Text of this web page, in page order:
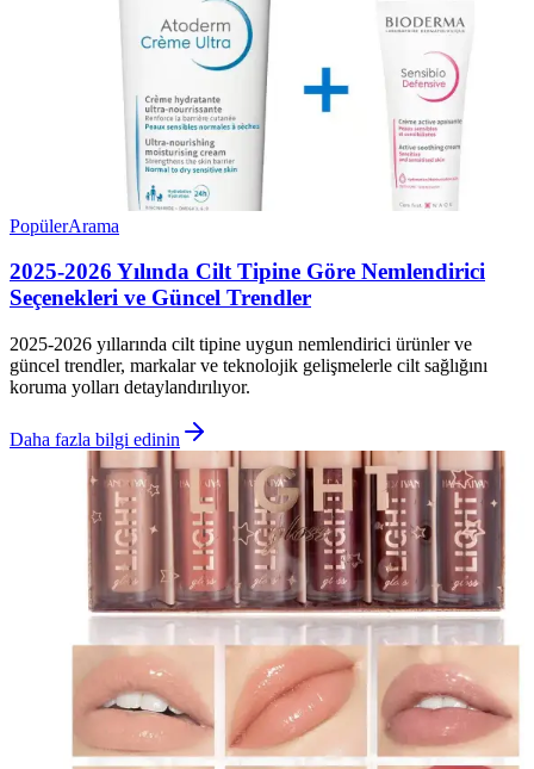
PopülerArama
2025-2026 Yılında Cilt Tipine Göre Nemlendirici
Seçenekleri ve Güncel Trendler
2025-2026 yıllarında cilt tipine uygun nemlendirici ürünler ve
güncel trendler, markalar ve teknolojik gelişmelerle cilt sağlığını
koruma yolları detaylandırılıyor.
Daha fazla bilgi edinin